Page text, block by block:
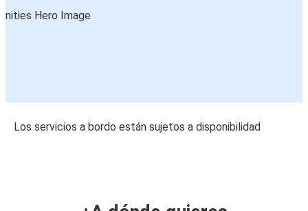
Los servicios a bordo están sujetos a disponibilidad